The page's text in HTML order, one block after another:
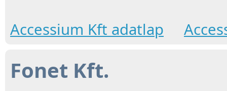
Accessium Kft adatlap
Fonet Kft.